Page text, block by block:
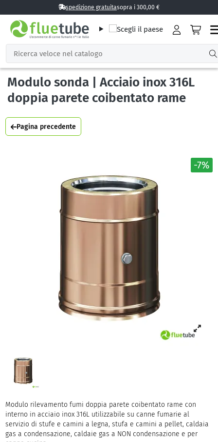
spedizione gratuitasopra i 300,00 €
Modulo sonda | Acciaio inox 316L
doppia parete coibentato rame
Pagina precedente
-7%
Modulo rilevamento fumi doppia parete coibentato rame con
interno in acciaio inox 316L utilizzabile su canne fumarie al
servizio di stufe e camini a legna, stufa e camini a pellet, caldaia
gas a condensazione, caldaie gas a NON condensazione e per